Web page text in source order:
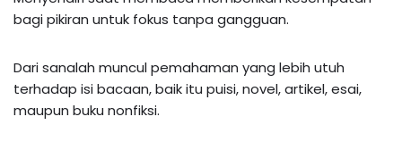
bagi pikiran untuk fokus tanpa gangguan.
Dari sanalah muncul pemahaman yang lebih utuh
terhadap isi bacaan, baik itu puisi, novel, artikel, esai,
maupun buku nonfiksi.